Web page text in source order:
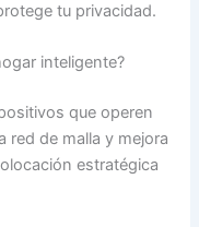
tu privacidad.
inteligente?
que operen
red de malla y mejora
estratégica